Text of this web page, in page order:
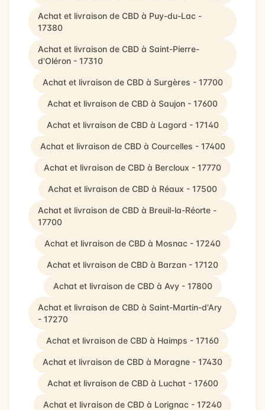
Achat et livraison de CBD à Puy-du-Lac -
17380
Achat et livraison de CBD à Saint-Pierre-
d'Oléron - 17310
Achat et livraison de CBD à Surgères - 17700
Achat et livraison de CBD à Saujon - 17600
Achat et livraison de CBD à Lagord - 17140
Achat et livraison de CBD à Courcelles - 17400
Achat et livraison de CBD à Bercloux - 17770
Achat et livraison de CBD à Réaux - 17500
Achat et livraison de CBD à Breuil-la-Réorte -
17700
Achat et livraison de CBD à Mosnac - 17240
Achat et livraison de CBD à Barzan - 17120
Achat et livraison de CBD à Avy - 17800
Achat et livraison de CBD à Saint-Martin-d'Ary
- 17270
Achat et livraison de CBD à Haimps - 17160
Achat et livraison de CBD à Moragne - 17430
Achat et livraison de CBD à Luchat - 17600
Achat et livraison de CBD à Lorignac - 17240